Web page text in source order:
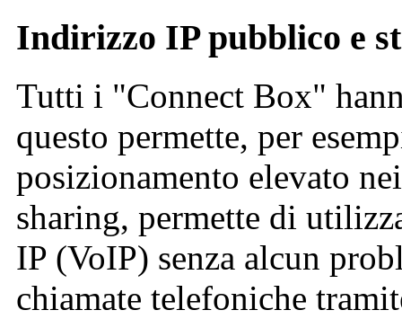
Indirizzo IP pubblico e
Tutti i "Connect Box"
questo permette, per
posizionamento elevato
sharing, permette di
IP (VoIP) senza alcun
chiamate telefoniche